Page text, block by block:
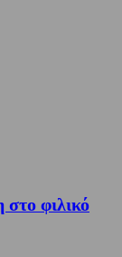
φιλικό